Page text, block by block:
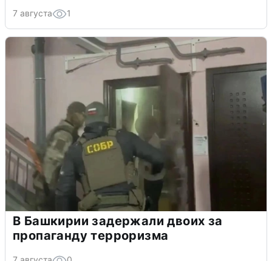
7 августа 1
В Башкирии задержали двоих за
пропаганду терроризма